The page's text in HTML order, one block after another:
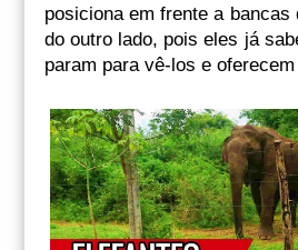
posiciona em frente a bancas
do outro lado, pois eles já
param para vê-los e